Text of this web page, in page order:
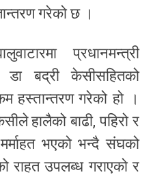
गरेको छ ।
प्रधानमन्त्री
बद्री केसीसहितको
हस्तान्तरण गरेको हो ।
हालैको बाढी, पहिरो र
भएको भन्दै संघको
राहत उपलब्ध गराएको र